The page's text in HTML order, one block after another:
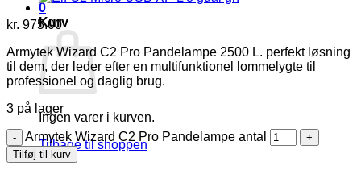
0
Kurv
Ingen varer i kurven.
Tilbage til shoppen
kr. 975.00
Armytek Wizard C2 Pro Pandelampe 2500 L. perfekt løsning
til dem, der leder efter en multifunktionel lommelygte til
professionel og daglig brug.
3 på lager
Armytek Wizard C2 Pro Pandelampe antal
Tilføj til kurv